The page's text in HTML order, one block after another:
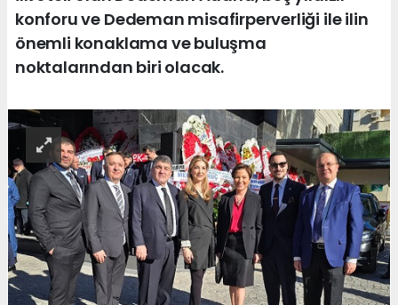
konforu ve Dedeman misafirperverliği ile ilin
önemli konaklama ve buluşma
noktalarından biri olacak.